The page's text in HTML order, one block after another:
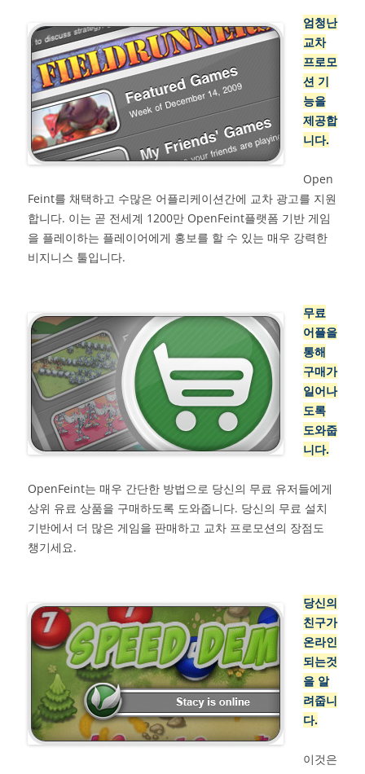
엄청난
교차
프로모
션 기
능을
제공합
니다.
Open
Feint를 채택하고 수많은 어플리케이션간에 교차 광고를 지원
합니다. 이는 곧 전세계 1200만 OpenFeint플랫폼 기반 게임
을 플레이하는 플레이어에게 홍보를 할 수 있는 매우 강력한
비지니스 툴입니다.
무료
어플을
통해
구매가
일어나
도록
도와줍
니다.
OpenFeint는 매우 간단한 방법으로 당신의 무료 유저들에게
상위 유료 상품을 구매하도록 도와줍니다. 당신의 무료 설치
기반에서 더 많은 게임을 판매하고 교차 프로모션의 장점도
챙기세요.
당신의
친구가
온라인
되는것
을 알
려줍니
다.
이것은